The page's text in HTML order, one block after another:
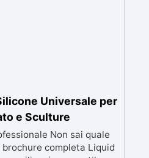
Universale per
e Sculture
Non sai quale
completa Liquid